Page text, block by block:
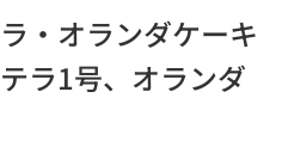
・オランダケーキ
ラ1号、オランダ